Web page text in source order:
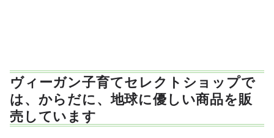
ヴィーガン子育てセレクトショップで
は、からだに、地球に優しい商品を販
売しています